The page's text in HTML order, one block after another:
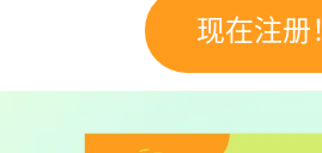
现在注册！